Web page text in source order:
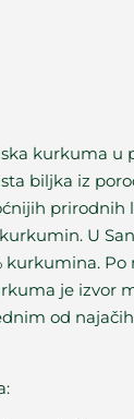
kurkuma u
biljka iz
prirodnih
U
kurkumina.
je izvor
od